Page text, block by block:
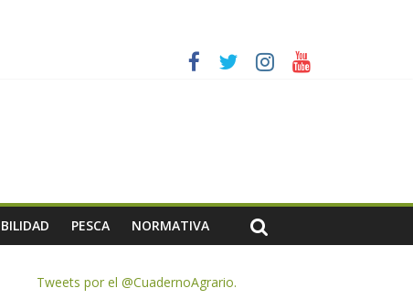
la seguridad y la transparencia del sector
meteorológicas y la incertidumbre en los precios
remanentes disponibles
PESCA NORMATIVA
Tweets por el @CuadernoAgrario.